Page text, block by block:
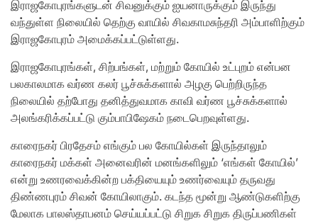
இராஜகோபுரங்களுடன் சிவனுக்கும் ஐயனாருக்கும் இருந்து
வந்துள்ள நிலையில் தெற்கு வாயில் சிவகாமசுந்தரி அம்பாளிற்கும்
இராஜகோபுரம் அமைக்கப்பட்டுள்ளது.
இராஜகோபுரங்கள், சிற்பங்கள், மற்றும் கோயில் உட்புறம் என்பன
பலகாலமாக வர்ண கலர் பூச்சுக்களால் அழகு பெற்றிருந்த
நிலையில் தற்போது தனித்துவமாக காவி வர்ண பூச்சுக்களால்
அலங்கரிக்கப்பட்டு கும்பாபிஷேகம் நடைபெறவுள்ளது.
காரைநகர் பிரதேசம் எங்கும் பல கோயில்கள் இருந்தாலும்
காரைநகர் மக்கள் அனைவரின் மனங்களிலும் ‘எங்கள் கோயில்’
என்று உணரவைக்கின்ற பக்தியையும் உணர்வையும் தருவது
திண்ணபுரம் சிவன் கோயிலாகும். கடந்த மூன்று ஆண்டுகளிற்கு
மேலாக பாலஸ்தாபனம் செய்யப்பட்டு சிறுக சிறுக திருப்பணிகள்